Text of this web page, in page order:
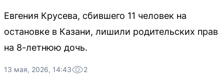
Евгения Крусева, сбившего 11 человек на
остановке в Казани, лишили родительских прав
на 8-летнюю дочь.
13 мая, 2026, 14:43 2